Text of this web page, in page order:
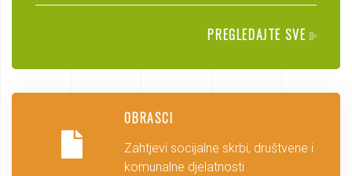
PREGLEDAJTE SVE
OBRASCI
Zahtjevi socijalne skrbi, društvene i
komunalne djelatnosti